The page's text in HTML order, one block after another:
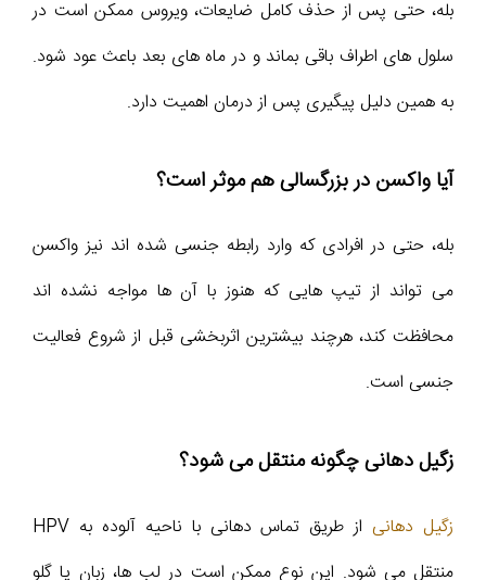
بله، حتی پس از حذف کامل ضایعات، ویروس ممکن است در
سلول های اطراف باقی بماند و در ماه های بعد باعث عود شود.
به همین دلیل پیگیری پس از درمان اهمیت دارد.
آیا واکسن در بزرگسالی هم موثر است؟
بله، حتی در افرادی که وارد رابطه جنسی شده اند نیز واکسن
می تواند از تیپ هایی که هنوز با آن ها مواجه نشده اند
محافظت کند، هرچند بیشترین اثربخشی قبل از شروع فعالیت
جنسی است.
زگیل دهانی چگونه منتقل می شود؟
زگیل دهانی
از طریق تماس دهانی با ناحیه آلوده به HPV
منتقل می شود. این نوع ممکن است در لب ها، زبان یا گلو